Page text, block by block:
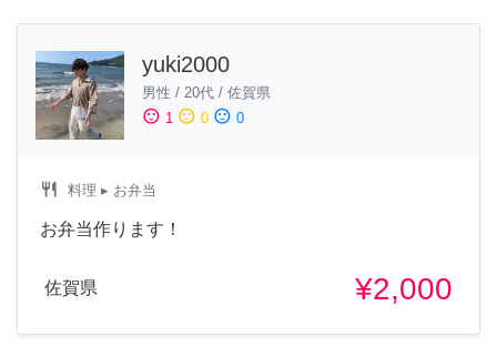
yuki2000
男性 / 20代 / 佐賀県
sentiment_satisfied 1 sentiment_neutral 0 sentiment_dissatisfied 0
restaurant 料理 ▸ お弁当
お弁当作ります！
佐賀県 ¥2,000